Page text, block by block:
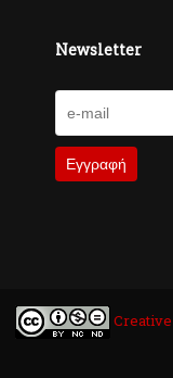
Newsletter